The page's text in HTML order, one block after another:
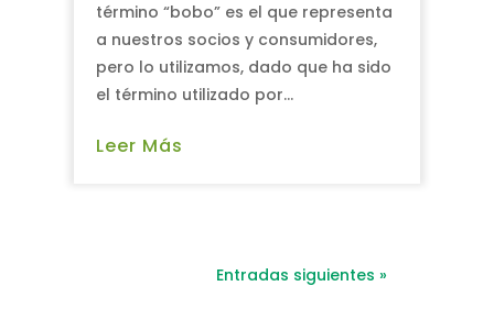
término “bobo” es el que representa
a nuestros socios y consumidores,
pero lo utilizamos, dado que ha sido
el término utilizado por...
Leer Más
Entradas siguientes »